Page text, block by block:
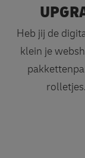
Heb jij de
klein je